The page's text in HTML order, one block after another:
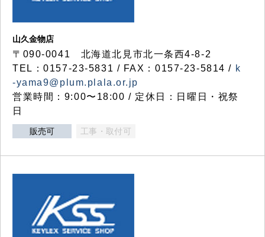
山久金物店
〒090-0041 北海道北見市北一条西4-8-2
TEL：0157-23-5831 / FAX：0157-23-5814 / k
-yama9@plum.plala.or.jp
営業時間：9:00〜18:00 / 定休日：日曜日・祝祭
日
販売可 工事・取付可